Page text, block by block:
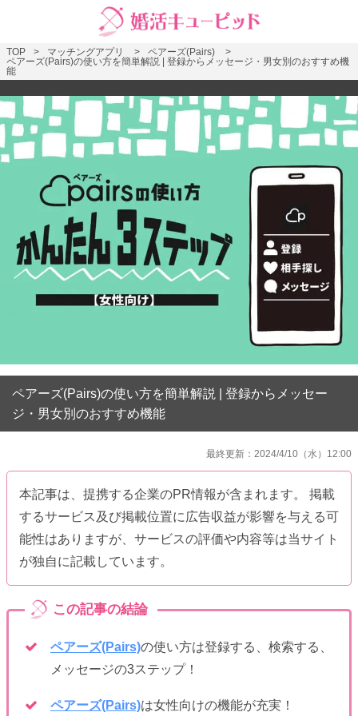
TOP マッチングアプリ
ペアーズ(Pairs)
ペアーズ(Pairs)の使い方を簡単解説 | 登録からメッセージ・男女別のおすすめ機
能
ペアーズ(Pairs)の使い方を簡単解説 | 登録からメッセー
ジ・男女別のおすすめ機能
最終更新：2024/4/10（水）12:00
本記事は、提携する企業のPR情報が含まれます。 掲載
するサービス及び掲載位置に広告収益が影響を与える可
能性はありますが、サービスの評価や内容等は当サイト
が独自に記載しています。
ペアーズ(Pairs)の使い方は登録する、検索する、
メッセージの3ステップ！
ペアーズ(Pairs)は女性向けの機能が充実！